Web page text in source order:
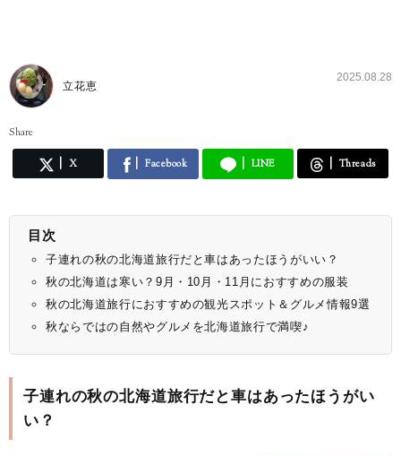
立花恵
2025.08.28
Share
X Facebook LINE Threads
目次
子連れの秋の北海道旅行だと車はあったほうがいい？
秋の北海道は寒い？9月・10月・11月におすすめの服装
秋の北海道旅行におすすめの観光スポット＆グルメ情報9選
秋ならではの自然やグルメを北海道旅行で満喫♪
子連れの秋の北海道旅行だと車はあったほうがい
い？